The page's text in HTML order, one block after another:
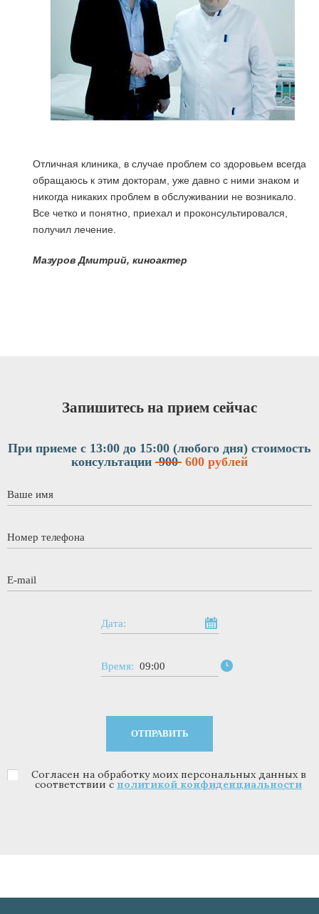
Отличная клиника, в случае проблем со здоровьем всегда
обращаюсь к этим докторам, уже давно с ними знаком и
никогда никаких проблем в обслуживании не возникало.
Все четко и понятно, приехал и проконсультировался,
получил лечение.
Мазуров Дмитрий, киноактер
Запишитесь на прием сейчас
При приеме с 13:00 до 15:00 (любого дня) стоимость
консультации 900 600 рублей
Ваше имя
Номер телефона
E-mail
Дата:
Время: 09:00
Политика конфиденциальности*
Согласен на обработку моих персональных данных в
соответствии с политикой конфиденциальности